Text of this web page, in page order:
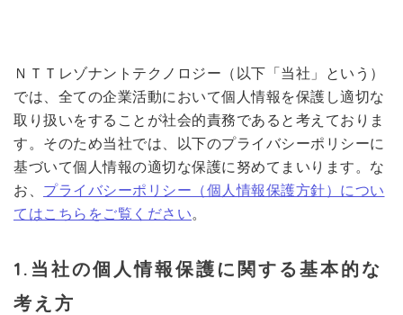
ＮＴＴレゾナントテクノロジー（以下「当社」という）
では、全ての企業活動において個人情報を保護し適切な
取り扱いをすることが社会的責務であると考えておりま
す。そのため当社では、以下のプライバシーポリシーに
基づいて個人情報の適切な保護に努めてまいります。な
お、 プライバシーポリシー（個人情報保護方針）につい
てはこちらをご覧ください。
1.当社の個人情報保護に関する基本的な
考え方